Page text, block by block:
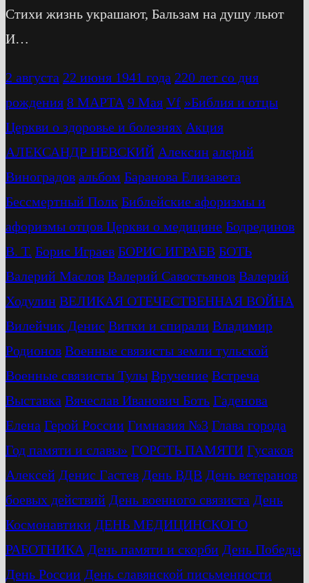
Стихи жизнь украшают, Бальзам на душу льют
И…
2 августа 22 июня 1941 года 220 лет со дня
рождения 8 МАРТА 9 Мая Vf »Библия и отцы
Церкви о здоровье и болезнях Акция
АЛЕКСАНДР НЕВСКИЙ Алексин алерий
Виноградов альбом Баранова Елизавета
Бессмертный Полк Библейские афоризмы и
афоризмы отцов Церкви о медицине Бодрединов
В. Т. Бориc Играев БОРИС ИГРАЕВ БОТЬ
Валерий Маслов Валерий Савостьянов Валерий
Ходулин ВЕЛИКАЯ ОТЕЧЕСТВЕННАЯ ВОЙНА
Вилейчик Денис Витки и спирали Владимир
Родионов Военные связисты земли тульской
Военные связисты Тулы Вручение Встреча
Выставка Вячеслав Иванович Боть Гаденова
Елена Герой России Гимназия №3 Глава города
Год памяти и славы» ГОРСТЬ ПАМЯТИ Гусаков
Алексей Денис Гастев День ВДВ День ветеранов
боевых действий День военного связиста День
Космонавтики ДЕНЬ МЕДИЦИНСКОГО
РАБОТНИКА День памяти и скорби День Победы
День России День славянской письменности